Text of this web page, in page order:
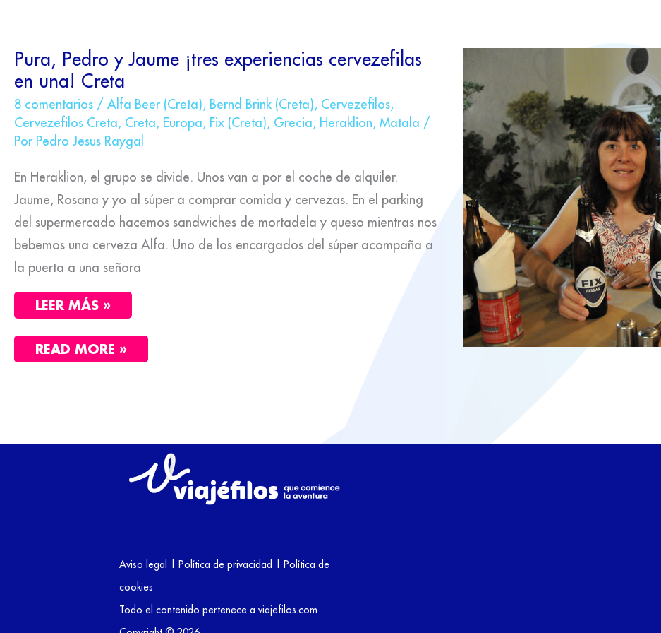
Pura, Pedro y Jaume ¡tres experiencias cervezefilas
en una! Creta
8 comentarios / Alfa Beer (Creta), Bernd Brink (Creta), Cervezefilos,
Cervezefilos Creta, Creta, Europa, Fix (Creta), Grecia, Heraklion, Matala /
Por Pedro Jesus Raygal
En Heraklion, el grupo se divide. Unos van a por el coche de alquiler.
Jaume, Rosana y yo al súper a comprar comida y cervezas. En el parking
del supermercado hacemos sandwiches de mortadela y queso mientras nos
bebemos una cerveza Alfa. Uno de los encargados del súper acompaña a
la puerta a una señora
LEER MÁS »
PURA,
PEDRO
Y
JAUME
¡TRES
EXPERIENCIAS
CERVEZEFILAS
EN
CRETA
READ MORE »
Aviso legal |Política de privacidad |Política de
cookies
Todo el contenido pertenece a viajefilos.com